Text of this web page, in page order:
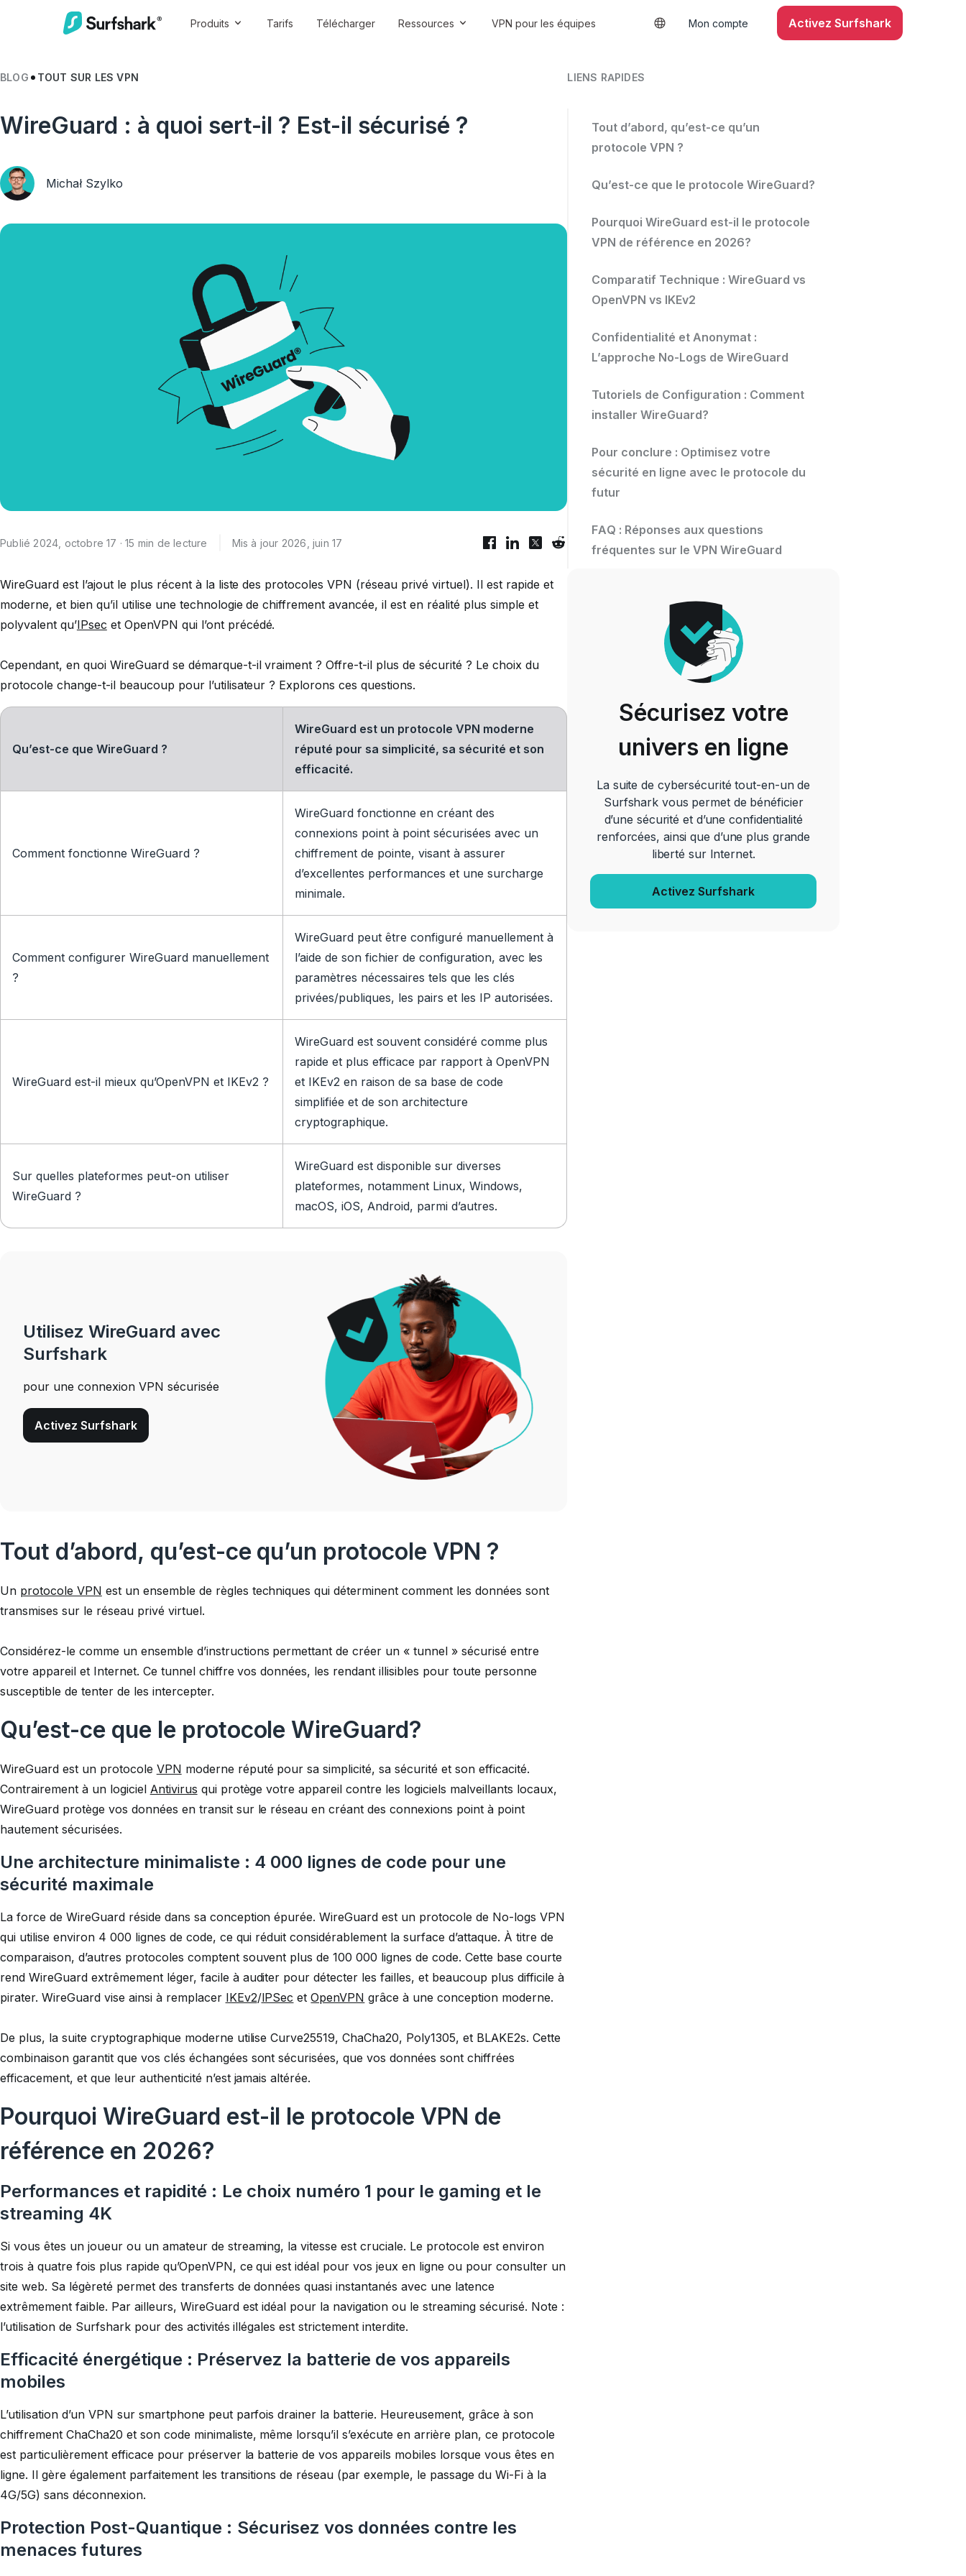
Produits Tarifs Télécharger Ressources VPN pour les équipes Mon compte Activez Surfshark
BLOG TOUT SUR LES VPN
WireGuard : à quoi sert-il ? Est-il sécurisé ?
Michał Szylko
Publié 2024, octobre 17 · 15 min de lecture Mis à jour 2026, juin 17
WireGuard est l’ajout le plus récent à la liste des protocoles VPN (réseau privé virtuel). Il est rapide et
moderne, et bien qu’il utilise une technologie de chiffrement avancée, il est en réalité plus simple et
polyvalent qu’IPsec et OpenVPN qui l’ont précédé.
Cependant, en quoi WireGuard se démarque-t-il vraiment ? Offre-t-il plus de sécurité ? Le choix du
protocole change-t-il beaucoup pour l’utilisateur ? Explorons ces questions.
Qu’est-ce que WireGuard ?
WireGuard est un protocole VPN moderne
réputé pour sa simplicité, sa sécurité et son
efficacité.
Comment fonctionne WireGuard ?
WireGuard fonctionne en créant des
connexions point à point sécurisées avec un
chiffrement de pointe, visant à assurer
d’excellentes performances et une surcharge
minimale.
Comment configurer WireGuard manuellement
?
WireGuard peut être configuré manuellement à
l’aide de son fichier de configuration, avec les
paramètres nécessaires tels que les clés
privées/publiques, les pairs et les IP autorisées.
WireGuard est-il mieux qu’OpenVPN et IKEv2 ?
WireGuard est souvent considéré comme plus
rapide et plus efficace par rapport à OpenVPN
et IKEv2 en raison de sa base de code
simplifiée et de son architecture
cryptographique.
Sur quelles plateformes peut-on utiliser
WireGuard ?
WireGuard est disponible sur diverses
plateformes, notamment Linux, Windows,
macOS, iOS, Android, parmi d’autres.
Utilisez WireGuard avec
Surfshark
pour une connexion VPN sécurisée
Activez Surfshark
Tout d’abord, qu’est-ce qu’un protocole VPN ?
Un protocole VPN est un ensemble de règles techniques qui déterminent comment les données sont
transmises sur le réseau privé virtuel.
Considérez-le comme un ensemble d’instructions permettant de créer un « tunnel » sécurisé entre
votre appareil et Internet. Ce tunnel chiffre vos données, les rendant illisibles pour toute personne
susceptible de tenter de les intercepter.
Qu’est-ce que le protocole WireGuard?
WireGuard est un protocole VPN moderne réputé pour sa simplicité, sa sécurité et son efficacité.
Contrairement à un logiciel Antivirus qui protège votre appareil contre les logiciels malveillants locaux,
WireGuard protège vos données en transit sur le réseau en créant des connexions point à point
hautement sécurisées.
Une architecture minimaliste : 4 000 lignes de code pour une
sécurité maximale
La force de WireGuard réside dans sa conception épurée. WireGuard est un protocole de No-logs VPN
qui utilise environ 4 000 lignes de code, ce qui réduit considérablement la surface d’attaque. À titre de
comparaison, d’autres protocoles comptent souvent plus de 100 000 lignes de code. Cette base courte
rend WireGuard extrêmement léger, facile à auditer pour détecter les failles, et beaucoup plus difficile à
pirater. WireGuard vise ainsi à remplacer IKEv2/IPSec etOpenVPN grâce à une conception moderne.
De plus, la suite cryptographique moderne utilise Curve25519, ChaCha20, Poly1305, et BLAKE2s. Cette
combinaison garantit que vos clés échangées sont sécurisées, que vos données sont chiffrées
efficacement, et que leur authenticité n’est jamais altérée.
Pourquoi WireGuard est-il le protocole VPN de
référence en 2026?
Performances et rapidité : Le choix numéro 1 pour le gaming et le
streaming 4K
Si vous êtes un joueur ou un amateur de streaming, la vitesse est cruciale. Le protocole est environ
trois à quatre fois plus rapide qu’OpenVPN, ce qui est idéal pour vos jeux en ligne ou pour consulter un
site web. Sa légèreté permet des transferts de données quasi instantanés avec une latence
extrêmement faible. Par ailleurs, WireGuard est idéal pour la navigation ou le streaming sécurisé. Note :
l’utilisation de Surfshark pour des activités illégales est strictement interdite.
Efficacité énergétique : Préservez la batterie de vos appareils
mobiles
L’utilisation d’un VPN sur smartphone peut parfois drainer la batterie. Heureusement, grâce à son
chiffrement ChaCha20 et son code minimaliste, même lorsqu’il s’exécute en arrière plan, ce protocole
est particulièrement efficace pour préserver la batterie de vos appareils mobiles lorsque vous êtes en
ligne. Il gère également parfaitement les transitions de réseau (par exemple, le passage du Wi-Fi à la
4G/5G) sans déconnexion.
Protection Post-Quantique : Sécurisez vos données contre les
menaces futures
LIENS RAPIDES
Tout d’abord, qu’est-ce qu’un
protocole VPN ?
Qu’est-ce que le protocole WireGuard?
Pourquoi WireGuard est-il le protocole
VPN de référence en 2026?
Comparatif Technique : WireGuard vs
OpenVPN vs IKEv2
Confidentialité et Anonymat :
L’approche No-Logs de WireGuard
Tutoriels de Configuration : Comment
installer WireGuard?
Pour conclure : Optimisez votre
sécurité en ligne avec le protocole du
futur
FAQ : Réponses aux questions
fréquentes sur le VPN WireGuard
Sécurisez votre
univers en ligne
La suite de cybersécurité tout-en-un de
Surfshark vous permet de bénéficier
d’une sécurité et d’une confidentialité
renforcées, ainsi que d’une plus grande
liberté sur Internet.
Activez Surfshark